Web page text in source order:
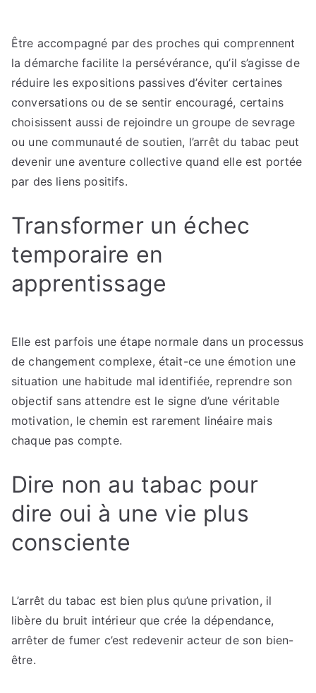
Être accompagné par des proches qui comprennent
la démarche facilite la persévérance, qu’il s’agisse de
réduire les expositions passives d’éviter certaines
conversations ou de se sentir encouragé, certains
choisissent aussi de rejoindre un groupe de sevrage
ou une communauté de soutien, l’arrêt du tabac peut
devenir une aventure collective quand elle est portée
par des liens positifs.
Transformer un échec
temporaire en
apprentissage
Elle est parfois une étape normale dans un processus
de changement complexe, était-ce une émotion une
situation une habitude mal identifiée, reprendre son
objectif sans attendre est le signe d’une véritable
motivation, le chemin est rarement linéaire mais
chaque pas compte.
Dire non au tabac pour
dire oui à une vie plus
consciente
L’arrêt du tabac est bien plus qu’une privation, il
libère du bruit intérieur que crée la dépendance,
arrêter de fumer c’est redevenir acteur de son bien-
être.